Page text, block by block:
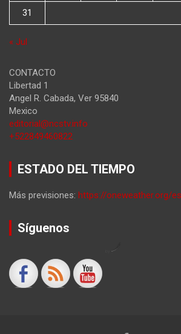
31
« Jul
CONTACTO
Libertad 1
Angel R. Cabada, Ver 95840
Mexico
editorial@ncstv.info
+522849460822
ESTADO DEL TIEMPO
Más previsiones: https://oneweather.org/
Síguenos